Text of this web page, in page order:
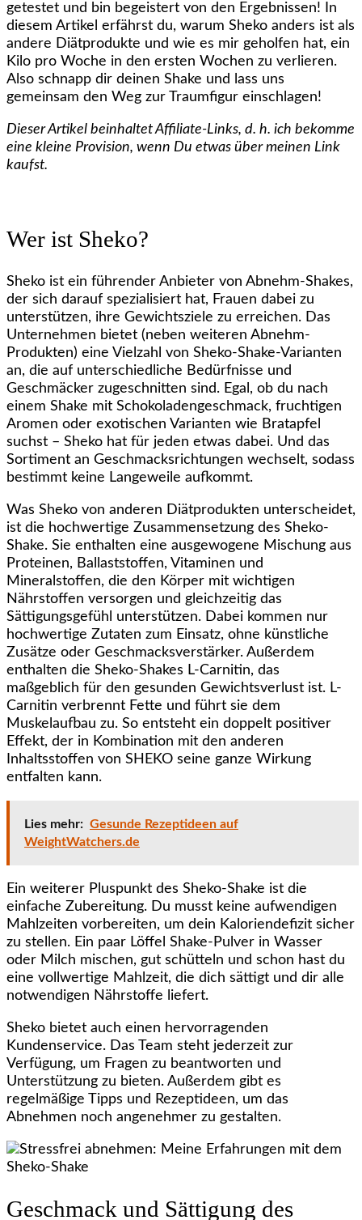
getestet und bin begeistert von den Ergebnissen! In
diesem Artikel erfährst du, warum Sheko anders ist als
andere Diätprodukte und wie es mir geholfen hat, ein
Kilo pro Woche in den ersten Wochen zu verlieren.
Also schnapp dir deinen Shake und lass uns
gemeinsam den Weg zur Traumfigur einschlagen!
Dieser Artikel beinhaltet Affiliate-Links, d. h. ich bekomme
eine kleine Provision, wenn Du etwas über meinen Link
kaufst.
Wer ist Sheko?
Sheko ist ein führender Anbieter von Abnehm-Shakes,
der sich darauf spezialisiert hat, Frauen dabei zu
unterstützen, ihre Gewichtsziele zu erreichen. Das
Unternehmen bietet (neben weiteren Abnehm-
Produkten) eine Vielzahl von Sheko-Shake-Varianten
an, die auf unterschiedliche Bedürfnisse und
Geschmäcker zugeschnitten sind. Egal, ob du nach
einem Shake mit Schokoladengeschmack, fruchtigen
Aromen oder exotischen Varianten wie Bratapfel
suchst – Sheko hat für jeden etwas dabei. Und das
Sortiment an Geschmacksrichtungen wechselt, sodass
bestimmt keine Langeweile aufkommt.
Was Sheko von anderen Diätprodukten unterscheidet,
ist die hochwertige Zusammensetzung des Sheko-
Shake. Sie enthalten eine ausgewogene Mischung aus
Proteinen, Ballaststoffen, Vitaminen und
Mineralstoffen, die den Körper mit wichtigen
Nährstoffen versorgen und gleichzeitig das
Sättigungsgefühl unterstützen. Dabei kommen nur
hochwertige Zutaten zum Einsatz, ohne künstliche
Zusätze oder Geschmacksverstärker. Außerdem
enthalten die Sheko-Shakes L-Carnitin, das
maßgeblich für den gesunden Gewichtsverlust ist. L-
Carnitin verbrennt Fette und führt sie dem
Muskelaufbau zu. So entsteht ein doppelt positiver
Effekt, der in Kombination mit den anderen
Inhaltsstoffen von SHEKO seine ganze Wirkung
entfalten kann.
Lies mehr: Gesunde Rezeptideen auf
WeightWatchers.de
Ein weiterer Pluspunkt des Sheko-Shake ist die
einfache Zubereitung. Du musst keine aufwendigen
Mahlzeiten vorbereiten, um dein Kaloriendefizit sicher
zu stellen. Ein paar Löffel Shake-Pulver in Wasser
oder Milch mischen, gut schütteln und schon hast du
eine vollwertige Mahlzeit, die dich sättigt und dir alle
notwendigen Nährstoffe liefert.
Sheko bietet auch einen hervorragenden
Kundenservice. Das Team steht jederzeit zur
Verfügung, um Fragen zu beantworten und
Unterstützung zu bieten. Außerdem gibt es
regelmäßige Tipps und Rezeptideen, um das
Abnehmen noch angenehmer zu gestalten.
Geschmack und Sättigung des